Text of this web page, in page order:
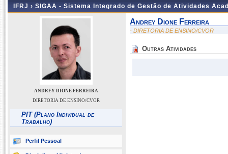
IFRJ › SIGAA - Sistema Integrado de Gestão de Atividades
ANDREY DIONE FERREIRA
DIRETORIA DE ENSINO/CVOR
PIT (Plano Individual de
Trabalho)
Perfil Pessoal
Andrey Dione Ferreira
- DIRETORIA DE ENSINO/CVOR
Outras Atividades